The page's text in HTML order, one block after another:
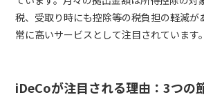
税、受取り時にも控除等の税負担の軽減が
常に高いサービスとして注目されています。
iDeCoが注目される理由：3つの